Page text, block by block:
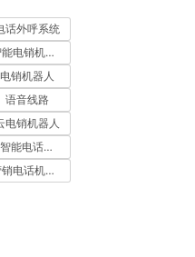
话外呼系统
智能电销机器人
电销机器人
语音线路
电销机器人
ai智能电话机器人
营销电话机器人